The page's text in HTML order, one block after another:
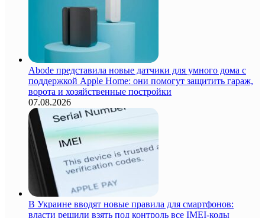
Abode представила новые датчики для умного дома с
поддержкой Apple Home: они помогут защитить гараж,
ворота и хозяйственные постройки
07.08.2026
В Украине вводят новые правила для смартфонов:
власти решили взять под контроль все IMEI-коды